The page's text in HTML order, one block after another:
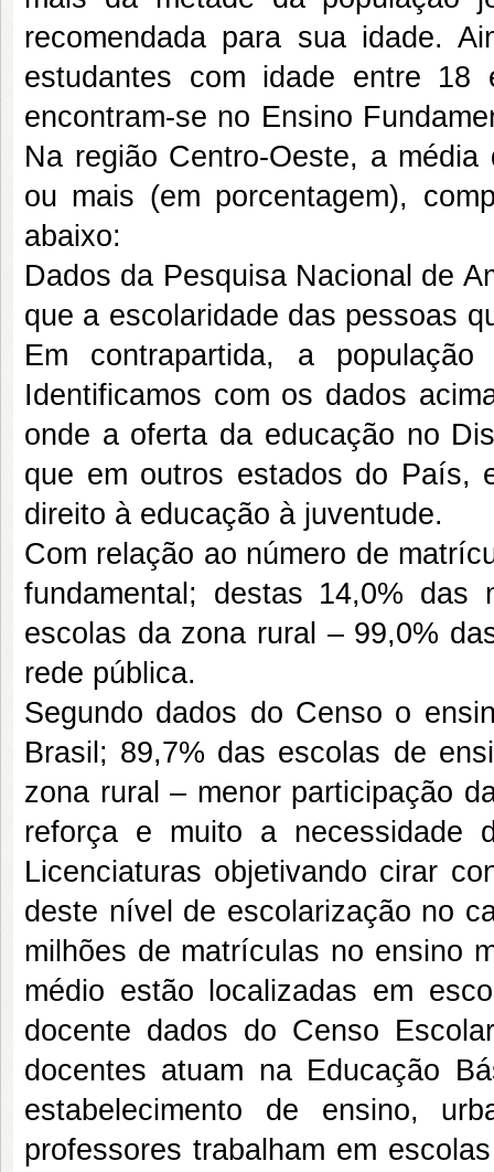
recomendada para sua idade.
estudantes com idade entre
encontram-se no Ensino
Na região Centro-Oeste, a
ou mais (em porcentagem),
abaixo:
Dados da Pesquisa Nacional de
que a escolaridade das pessoas
Em contrapartida, a
Identificamos com os dados
onde a oferta da educação no
que em outros estados do País,
direito à educação à juventude.
Com relação ao número de
fundamental; destas 14,0% das
escolas da zona rural – 99,0%
rede pública.
Segundo dados do Censo o
Brasil; 89,7% das escolas de
zona rural – menor participação
reforça e muito a necessidade
Licenciaturas objetivando cirar
deste nível de escolarização no
milhões de matrículas no ensino
médio estão localizadas em
docente dados do Censo
docentes atuam na Educação
estabelecimento de ensino,
professores trabalham em